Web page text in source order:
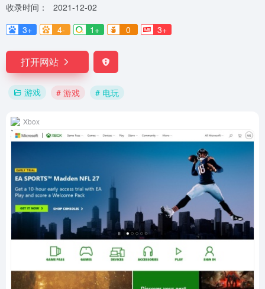
收录时间：
2021-12-02
3+
4- 1+ 0 3+
打开网站
游戏 # 游戏 # 电玩
Xbox